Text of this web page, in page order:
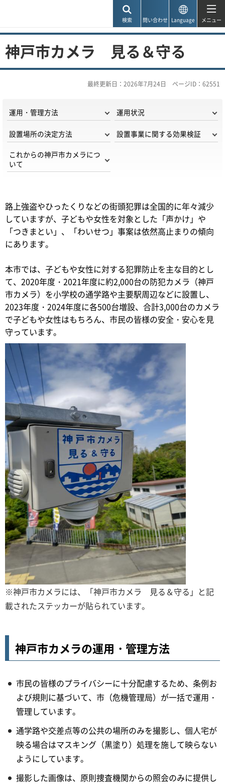
検索 問い合わせ Language メニュー
神戸市カメラ 見る＆守る
最終更新日：2026年7月24日 ページID：62551
運用・管理方法 運用状況
設置場所の決定方法 設置事業に関する効果検証
これからの神戸市カメラにつ
いて
路上強盗やひったくりなどの街頭犯罪は全国的に年々減少
していますが、子どもや女性を対象とした「声かけ」や
「つきまとい」、「わいせつ」事案は依然高止まりの傾向
にあります。
本市では、子どもや女性に対する犯罪防止を主な目的とし
て、2020年度・2021年度に約2,000台の防犯カメラ（神戸
市カメラ）を小学校の通学路や主要駅周辺などに設置し、
2023年度・2024年度に各500台増設、合計3,000台のカメラ
で子どもや女性はもちろん、市民の皆様の安全・安心を見
守っています。
※神戸市カメラには、「神戸市カメラ 見る＆守る」と記
載されたステッカーが貼られています。
神戸市カメラの運用・管理方法
市民の皆様のプライバシーに十分配慮するため、条例お
よび規則に基づいて、市（危機管理局）が一括で運用・
管理しています。
通学路や交差点等の公共の場所のみを撮影し、個人宅が
映る場合はマスキング（黒塗り）処理を施して映らない
ようにしています。
撮影した画像は、原則捜査機関からの照会のみに提供し